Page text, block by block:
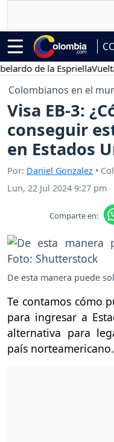
de la EspriellaVuelta a
Colombianos en el
Visa EB-3:
conseguir
en Estados
Por: Daniel Gonzalez •
Lun, 22 Jul 2024 9:27 pm
Comparte en:
De esta manera puede
Te contamos cómo
para ingresar a
alternativa para
país norteamericano.